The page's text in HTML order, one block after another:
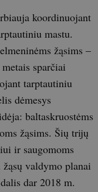
koordinuojant
mastu.
žąsims –
sparčiai
tarptautiniu
dėmesys
baltaskruostėms
žąsims. Šių trijų
ir saugomoms
valdymo planai
dar 2018 m.